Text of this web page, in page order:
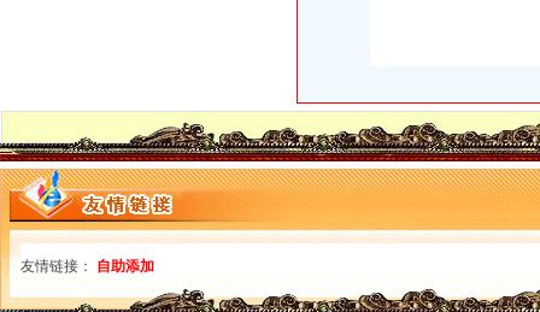
证券日报-福建三元达通讯股份有限公司<BR/>关于重庆分公司完成注销
美团注销重庆等多家分公司王兴局咋玩？-餐饮-亿邦动力网
重庆新世纪百货公司公告注销-市场-重庆乐居网
重庆公司注册
【58同城】重庆注册公司需要多少钱
重庆公司注册重庆代理注册公司_中塑在线
【重庆公司注册流程及费用】价格,厂家-搜了网移动版
友情链接： 自助添加